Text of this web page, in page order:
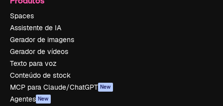
Spaces
Assistente de IA
Gerador de imagens
Gerador de vídeos
Texto para voz
Conteúdo de stock
MCP para Claude/ChatGPT New
Agentes New